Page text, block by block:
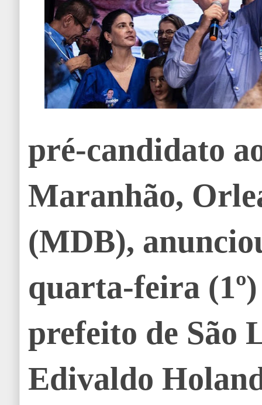
pré-candidato
Maranhão,
(MDB),
quarta-feira
prefeito de São
Edivaldo